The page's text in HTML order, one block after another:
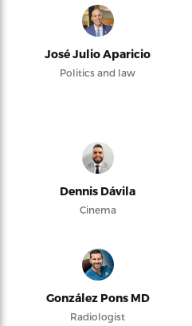
José Julio Aparicio
Politics and law
Dennis Dávila
Cinema
González Pons MD
Radiologist